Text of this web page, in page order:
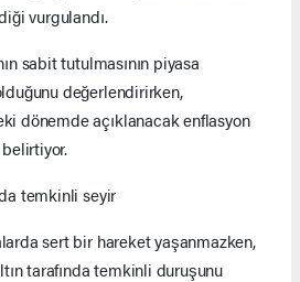
vurgulandı.
sabit tutulmasının piyasa
değerlendirirken,
dönemde açıklanacak enflasyon
belirtiyor.
temkinli seyir
sert bir hareket yaşanmazken,
tarafında temkinli duruşunu